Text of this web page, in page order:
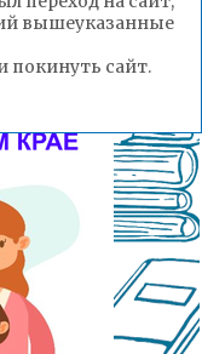
вышеуказанные
покинуть сайт.